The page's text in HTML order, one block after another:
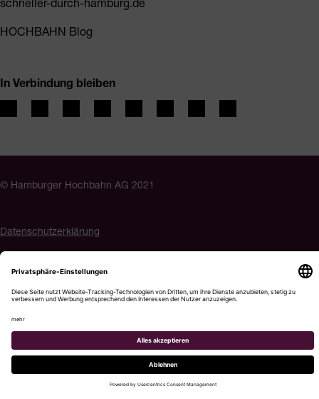
HOCHBAHN Blog
In Verbindung bleiben
© Hamburger Hochbahn AG 2021
Datenschutzerklärung
Barrierefreiheit
Cookie-Einstellungen